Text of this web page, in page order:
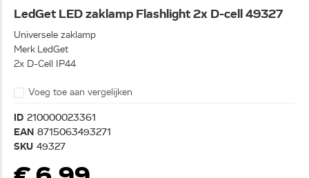
LedGet LED zaklamp Flashlight 2x D-cell 49327
Universele zaklamp
Merk LedGet
2x D-Cell IP44
Voeg toe aan vergelijken
ID 210000023361
EAN 8715063493271
SKU 49327